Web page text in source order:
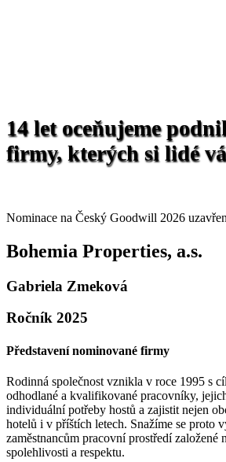
14 let oceňujeme
firmy, kterých si lidé
Nominace na Český Goodwill 2026
Bohemia Properties, a.s.
Gabriela Zmeková
Ročník 2025
Představení nominované firmy
Rodinná společnost vznikla v roce 1995 s
odhodlané a kvalifikované pracovníky,
individuální potřeby hostů a zajistit nejen
hotelů i v příštích letech. Snažíme se proto
zaměstnancům pracovní prostředí založené
spolehlivosti a respektu.